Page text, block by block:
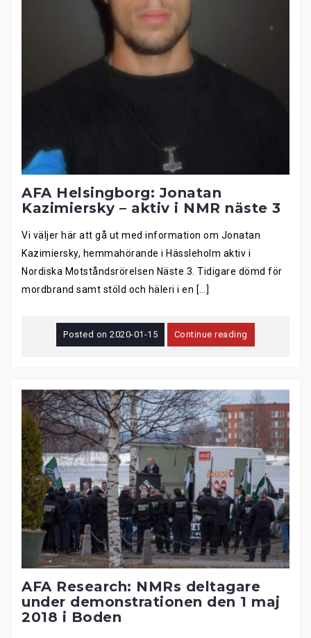
AFA Helsingborg: Jonatan
Kazimiersky – aktiv i NMR näste 3
Vi väljer här att gå ut med information om Jonatan
Kazimiersky, hemmahörande i Hässleholm aktiv i
Nordiska Motståndsrörelsen Näste 3. Tidigare dömd för
mordbrand samt stöld och häleri i en […]
Posted on2020-01-15 Continue reading
AFA Research: NMRs deltagare
under demonstrationen den 1 maj
2018 i Boden